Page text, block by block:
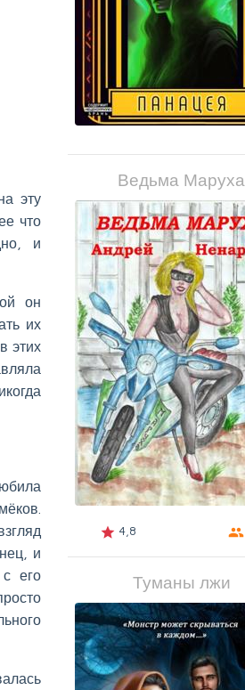
эту
что
и
он
их
этих
и
его
Ведьма Маруха
grade 4,8 group
Туманы лжи